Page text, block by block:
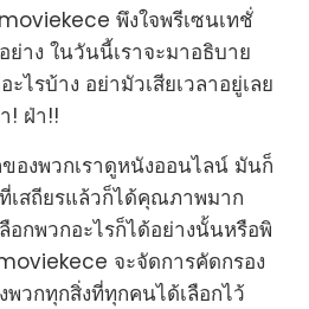
พึงใจพรีเซนเทชั่
าง ในวันนี้เราจะมาอธิบาย
ไรบ้าง อย่ามัวเสียเวลาอยู่เลย
! ฝ่า!!
องพวกเราดูหนังออนไลน์ มันก็
เสถียรแล้วก็ได้คุณภาพมาก
อกพวกอะไรก็ได้อย่างนั้นหรือพิ
จะจัดการคัดกรอง
วกทุกสิ่งที่ทุกคนได้เลือกไว้